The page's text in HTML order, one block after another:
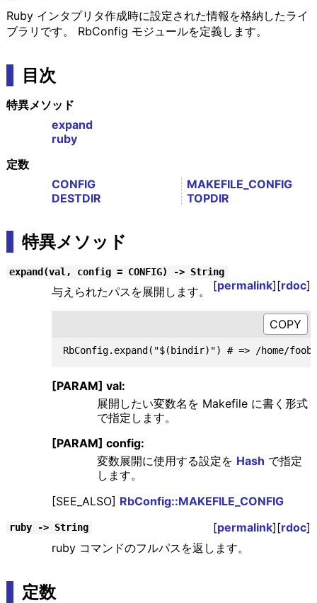
Ruby インタプリタ作成時に設定された情報を格納したライ
ブラリです。 RbConfig モジュールを定義します。
目次
特異メソッド
expand
ruby
定数
CONFIG
DESTDIR
MAKEFILE_CONFIG
TOPDIR
特異メソッド
expand(val, config = CONFIG) -> String
[permalink][rdoc]
与えられたパスを展開します。
[PARAM] val:
展開したい変数名を Makefile に書く形式
で指定します。
[PARAM] config:
変数展開に使用する設定を Hash で指定
します。
[SEE_ALSO] RbConfig::MAKEFILE_CONFIG
ruby -> String [permalink][rdoc]
ruby コマンドのフルパスを返します。
定数